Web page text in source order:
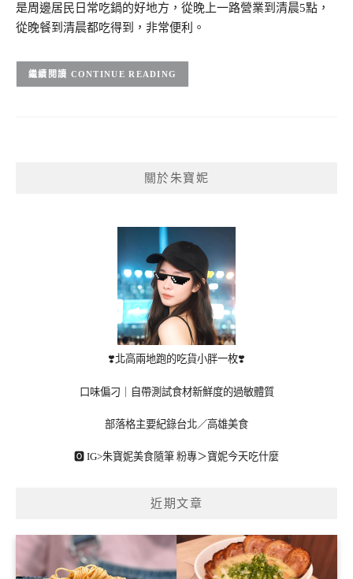
是周邊居民日常吃鍋的好地方，從晚上一路營業到清晨5點，
從晚餐到清晨都吃得到，非常便利。
CONTINUE READING
關於朱寶妮
❣️北高兩地跑的吃貨小胖一枚❣️
口味偏刁｜自帶測試食材新鮮度的過敏體質
部落格主要紀錄台北／高雄美食
🅾 IG>朱寶妮美食隨筆 粉專＞寶妮今天吃什麼
近期文章